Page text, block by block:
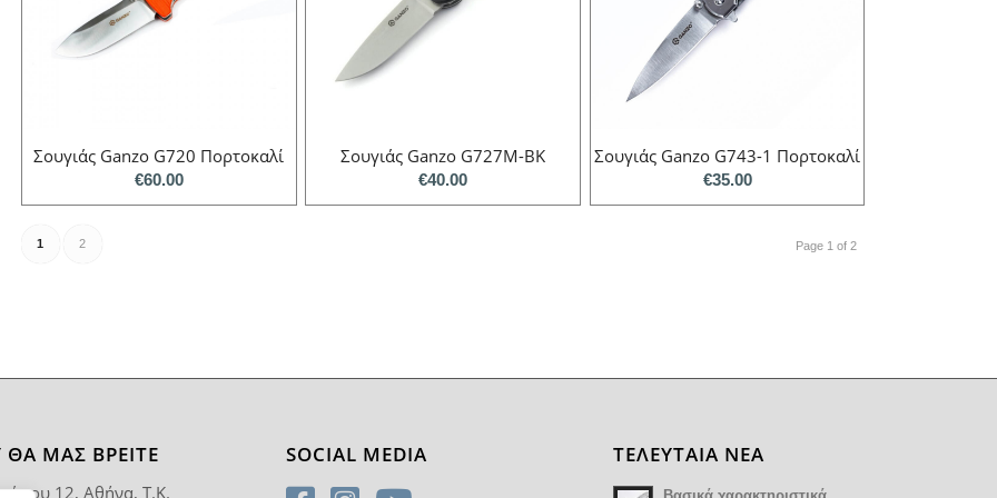
Σουγιάς Ganzo G720 Πορτοκαλί
€60.00
Σουγιάς Ganzo G727M-BK
€40.00
Σουγιάς Ganzo G743-1 Πορτοκαλί
€35.00
Page 1 of 2
1 2
ΜΑΣ ΒΡΕΊΤΕ
12, Αθήνα, T.K.
SOCIAL MEDIA ΤΕΛΕΥΤΑΙΑ ΝΕΑ